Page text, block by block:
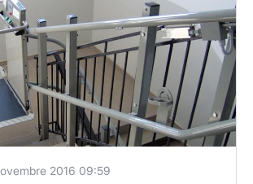
2016 09:59